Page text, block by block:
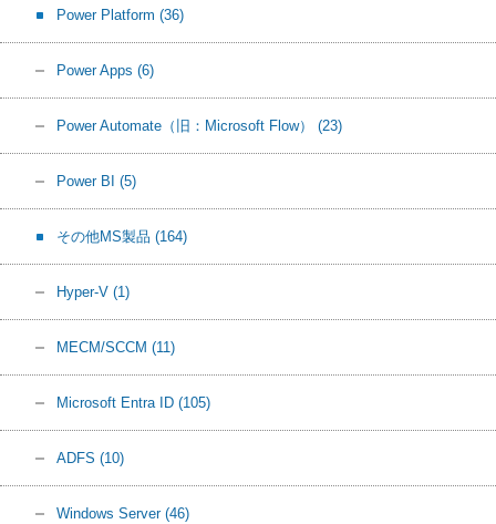
Power Platform (36)
Power Apps (6)
Power Automate（旧：Microsoft Flow） (23)
Power BI (5)
その他MS製品 (164)
Hyper-V (1)
MECM/SCCM (11)
Microsoft Entra ID (105)
ADFS (10)
Windows Server (46)